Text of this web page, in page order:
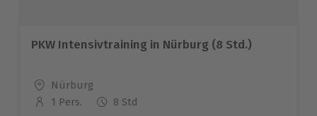
PKW Intensivtraining in Nürburg (8 Std.)
Standort
Nürburg
Anzahl der Teilnehmer
1 Pers. 8 Std